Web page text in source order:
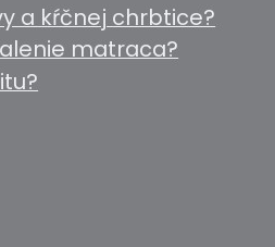
a kŕčnej chrbtice?
matraca?